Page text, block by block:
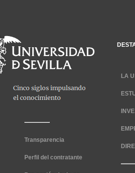
Transparencia
Perfil del contratante
LA